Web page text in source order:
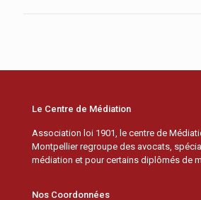
Le Centre de Médiation
Association loi 1901, le centre de
Montpellier regroupe des avocats,
médiation et pour certains diplômés de
Nos Coordonnées